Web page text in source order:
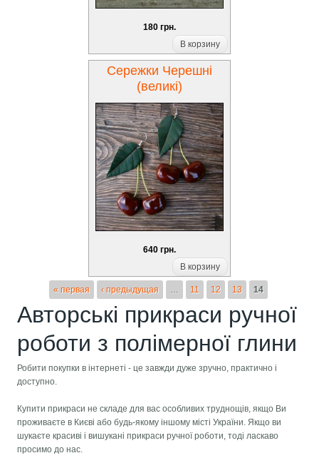
180 грн.
В корзину
Сережки Черешні
(великі)
640 грн.
В корзину
Страницы
« первая ‹ предыдущая … 11 12 13 14
Авторські прикраси ручної
роботи з полімерної глини
Робити покупки в інтернеті - це завжди дуже зручно, практично і
доступно.
Купити прикраси не складе для вас особливих труднощів, якщо Ви
проживаєте в Києві або будь-якому іншому місті України. Якщо ви
шукаєте красиві і вишукані прикраси ручної роботи, тоді ласкаво
просимо до нас.